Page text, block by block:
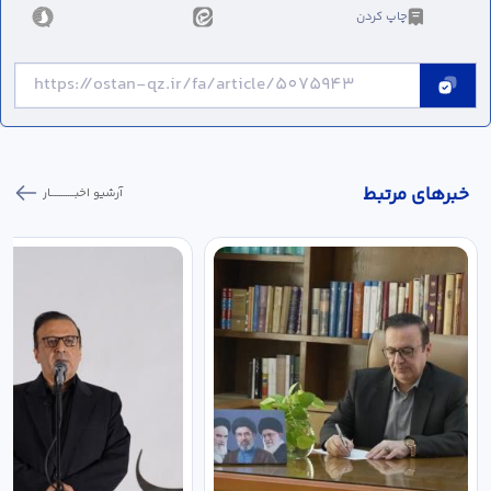
چاپ کردن
خبر‌های مرتبط آرشیو اخبـــــــــــار